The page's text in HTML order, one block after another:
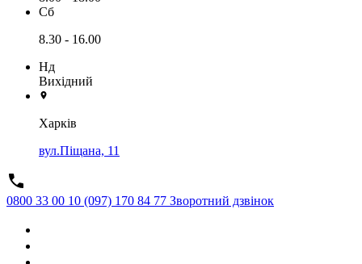
Сб
8.30 - 16.00
Нд
Вихідний
Харків
вул.Піщана, 11
0800 33 00 10 (097) 170 84 77 Зворотний дзвінок